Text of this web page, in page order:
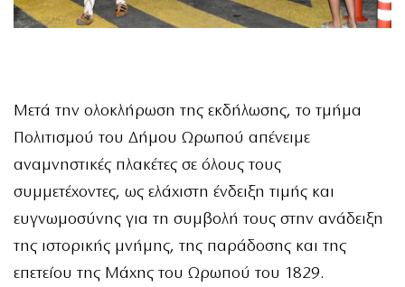
Μετά την ολοκλήρωση της εκδήλωσης, το τμήμα
Πολιτισμού του Δήμου Ωρωπού απένειμε
αναμνηστικές πλακέτες σε όλους τους
συμμετέχοντες, ως ελάχιστη ένδειξη τιμής και
ευγνωμοσύνης για τη συμβολή τους στην ανάδειξη
της ιστορικής μνήμης, της παράδοσης και της
επετείου της Μάχης του Ωρωπού του 1829.